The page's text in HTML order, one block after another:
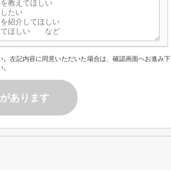
。左記内容に同意いただいた場合は、確認画面へお進み下
あります